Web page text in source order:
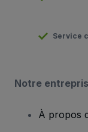
Service
Notre
À propos